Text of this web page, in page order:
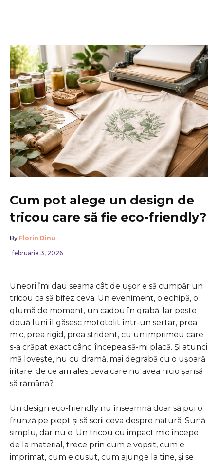
Cum pot alege un design de
tricou care să fie eco-friendly?
By Florin Dinu
februarie 3, 2026
Uneori îmi dau seama cât de ușor e să cumpăr un
tricou ca să bifez ceva. Un eveniment, o echipă, o
glumă de moment, un cadou în grabă. Iar peste
două luni îl găsesc mototolit într-un sertar, prea
mic, prea rigid, prea strident, cu un imprimeu care
s-a crăpat exact când începea să-mi placă. Și atunci
mă lovește, nu cu dramă, mai degrabă cu o ușoară
iritare: de ce am ales ceva care nu avea nicio șansă
să rămână?
Un design eco-friendly nu înseamnă doar să pui o
frunză pe piept și să scrii ceva despre natură. Sună
simplu, dar nu e. Un tricou cu impact mic începe
de la material, trece prin cum e vopsit, cum e
imprimat, cum e cusut, cum ajunge la tine, și se